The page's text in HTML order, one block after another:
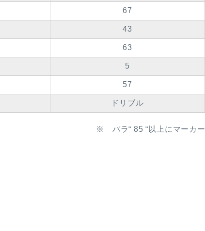
67
43
63
5
57
ドリブル
※ パラ“ 85 “以上にマーカー